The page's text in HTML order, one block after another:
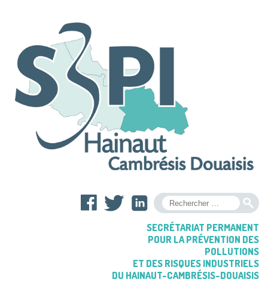
SECRÉTARIAT PERMANENT
POUR LA PRÉVENTION DES
POLLUTIONS
ET DES RISQUES INDUSTRIELS
DU HAINAUT-CAMBRÉSIS-DOUAISIS